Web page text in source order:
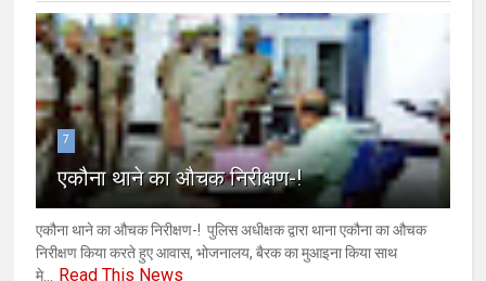
7
एकौना थाने का औचक निरीक्षण-!
एकौना थाने का औचक निरीक्षण-! ​ ​पुलिस अधीक्षक द्वारा थाना एकौना का औचक
निरीक्षण किया करते हुए आवास, भोजनालय, बैरक का मुआइना किया साथ
मे...
Read This News